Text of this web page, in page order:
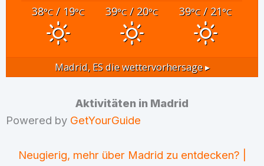
38°C/ 19°C 39°C/ 20°C 39°C/ 21°C
Madrid, ESdie wettervorhersage ▸
Aktivitäten in Madrid
Powered by GetYourGuide
Neugierig, mehr über Madrid zu entdecken? |